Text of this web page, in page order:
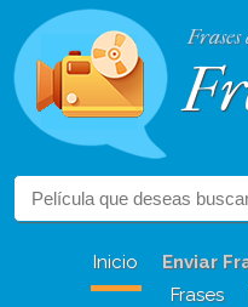
Frases
Inicio Enviar
Frases